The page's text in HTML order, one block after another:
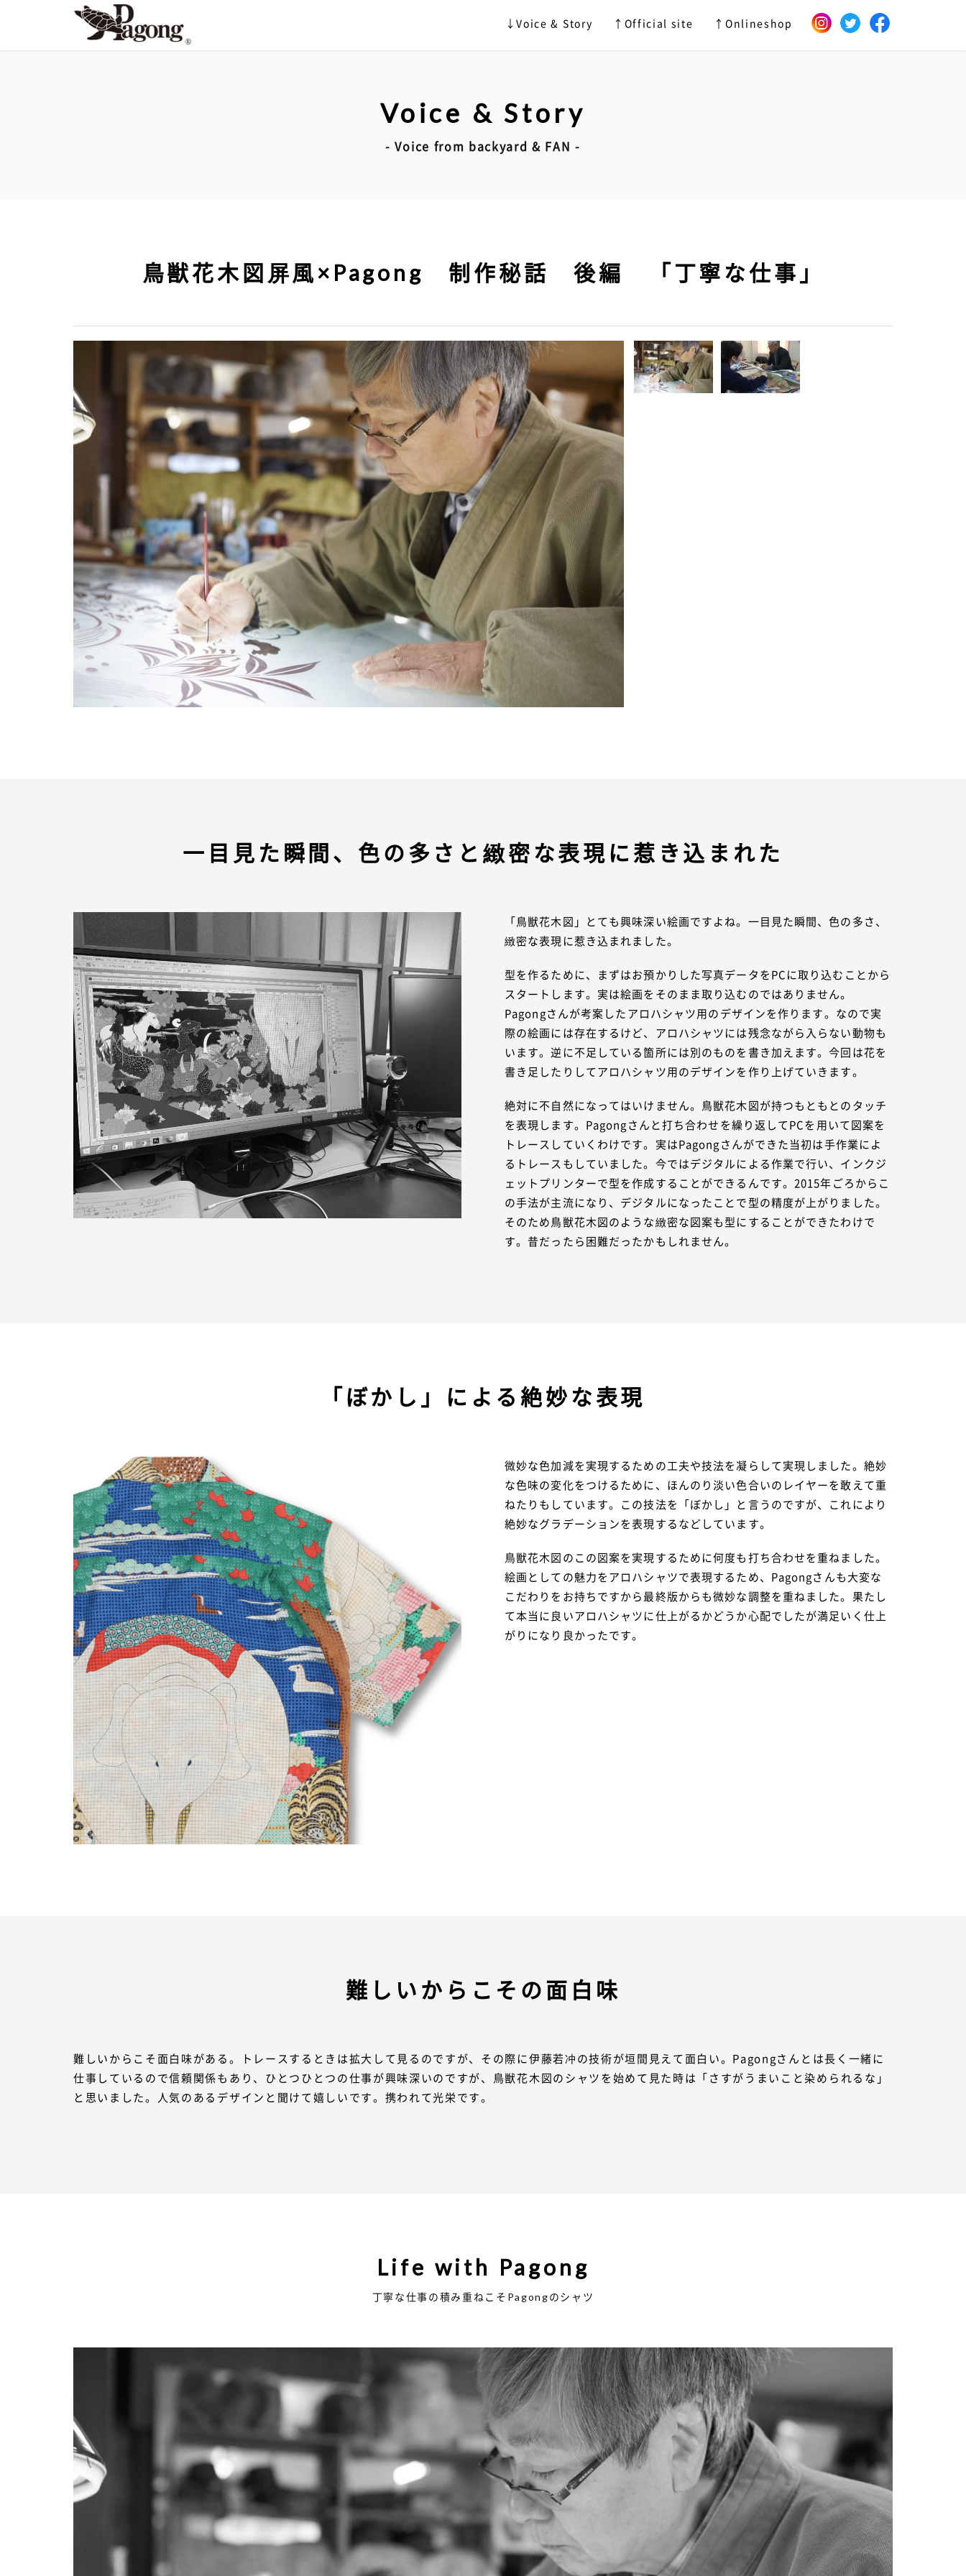
↓Voice & Story ↑Official site ↑Onlineshop
Voice & Story
- Voice from backyard & FAN -
鳥獣花木図屏風×Pagong 制作秘話 後編 「丁寧な仕事」
一目見た瞬間、色の多さと緻密な表現に惹き込まれた
「鳥獣花木図」とても興味深い絵画ですよね。一目見た瞬間、色の多さ、
緻密な表現に惹き込まれました。
型を作るために、まずはお預かりした写真データをPCに取り込むことから
スタートします。実は絵画をそのまま取り込むのではありません。
Pagongさんが考案したアロハシャツ用のデザインを作ります。なので実
際の絵画には存在するけど、アロハシャツには残念ながら入らない動物も
います。逆に不足している箇所には別のものを書き加えます。今回は花を
書き足したりしてアロハシャツ用のデザインを作り上げていきます。
絶対に不自然になってはいけません。鳥獣花木図が持つもともとのタッチ
を表現します。Pagongさんと打ち合わせを繰り返してPCを用いて図案を
トレースしていくわけです。実はPagongさんができた当初は手作業によ
るトレースもしていました。今ではデジタルによる作業で行い、インクジ
ェットプリンターで型を作成することができるんです。2015年ごろからこ
の手法が主流になり、デジタルになったことで型の精度が上がりました。
そのため鳥獣花木図のような緻密な図案も型にすることができたわけで
す。昔だったら困難だったかもしれません。
「ぼかし」による絶妙な表現
微妙な色加減を実現するための工夫や技法を凝らして実現しました。絶妙
な色味の変化をつけるために、ほんのり淡い色合いのレイヤーを敢えて重
ねたりもしています。この技法を「ぼかし」と言うのですが、これにより
絶妙なグラデーションを表現するなどしています。
鳥獣花木図のこの図案を実現するために何度も打ち合わせを重ねました。
絵画としての魅力をアロハシャツで表現するため、Pagongさんも大変な
こだわりをお持ちですから最終版からも微妙な調整を重ねました。果たし
て本当に良いアロハシャツに仕上がるかどうか心配でしたが満足いく仕上
がりになり良かったです。
難しいからこその面白味
難しいからこそ面白味がある。トレースするときは拡大して見るのですが、その際に伊藤若冲の技術が垣間見えて面白い。Pagongさんとは長く一緒に
仕事しているので信頼関係もあり、ひとつひとつの仕事が興味深いのですが、鳥獣花木図のシャツを始めて見た時は「さすがうまいこと染められるな」
と思いました。人気のあるデザインと聞けて嬉しいです。携われて光栄です。
Life with Pagong
丁寧な仕事の積み重ねこそPagongのシャツ